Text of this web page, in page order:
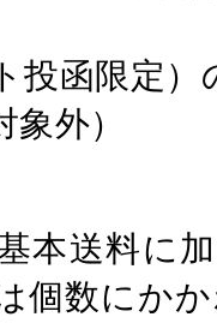
投函限定
外）
本送料に
個数にか